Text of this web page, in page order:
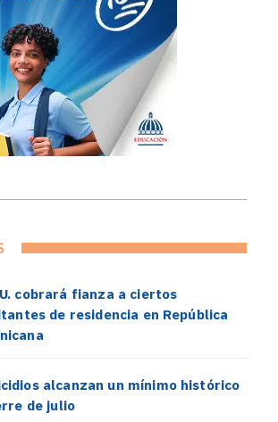
cobrará fianza a ciertos
de residencia en República
alcanzan un mínimo histórico
de julio